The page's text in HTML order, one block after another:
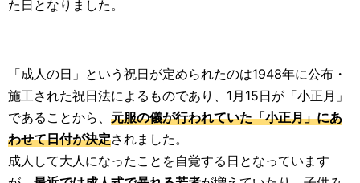
た日となりました。
「成人の日」という祝日が定められたのは1948年に公布・
施工された祝日法によるものであり、1月15日が「小正月」
であることから、 元服の儀が行われていた「小正月」にあ
わせて日付が決定されました。
成人して大人になったことを自覚する日となっています